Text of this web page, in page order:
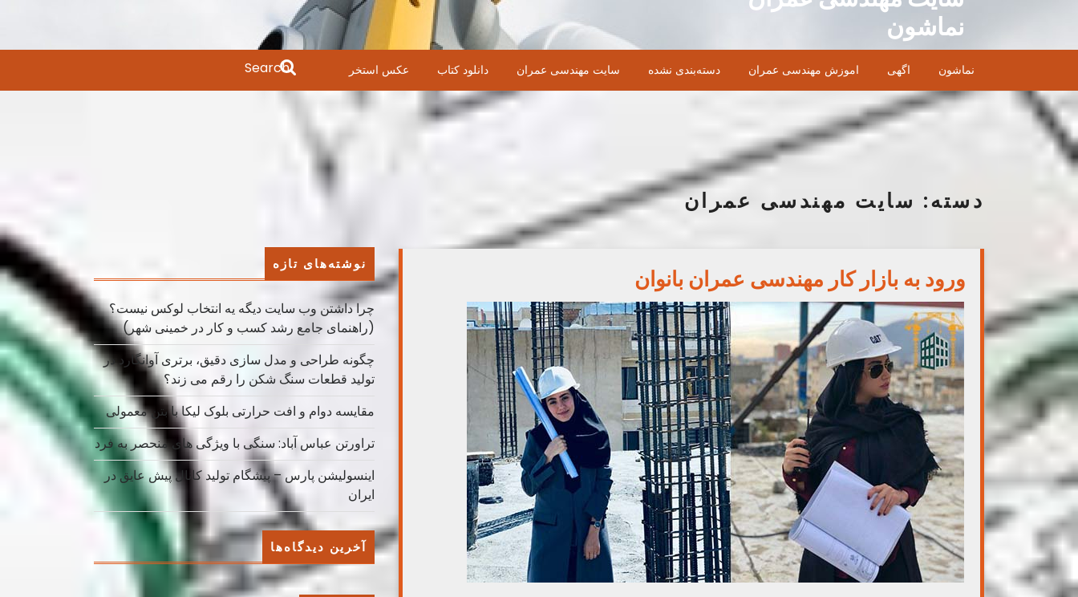
content
نماشون
نماشون اگهی اموزش مهندسی عمران دسته‌بندی نشده سایت مهندسی عمران دانلود کتاب عکس استخر
Search
for:
دسته: سایت مهندسی عمران
ورود به بازار کار مهندسی عمران بانوان
نوشته‌های تازه
چرا داشتن وب سایت دیگه یه انتخاب لوکس نیست؟
(راهنمای جامع رشد کسب ‌و کار در خمینی ‌شهر)
چگونه طراحی و مدل سازی دقیق، برتری آوانگارد در
تولید قطعات سنگ شکن را رقم می زند؟
مقایسه دوام و افت حرارتی بلوک لیکا با بتن معمولی
تراورتن عباس آباد: سنگی با ویژگی های منحصر به فرد
اینسولیشن پارس – پیشگام تولید کانال پیش عایق در
ایران
آخرین دیدگاه‌ها